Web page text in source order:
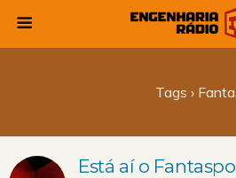
Tags ›
Está aí o